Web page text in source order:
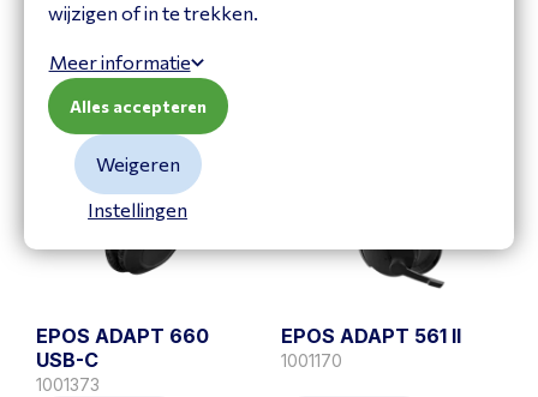
EPOS ADAPT 660
USB-C
1001373
EPOS ADAPT 561 II
1001170
wijzigen of in te trekken.
Meer informatie
Instellingen
Weigeren
Alles accepteren